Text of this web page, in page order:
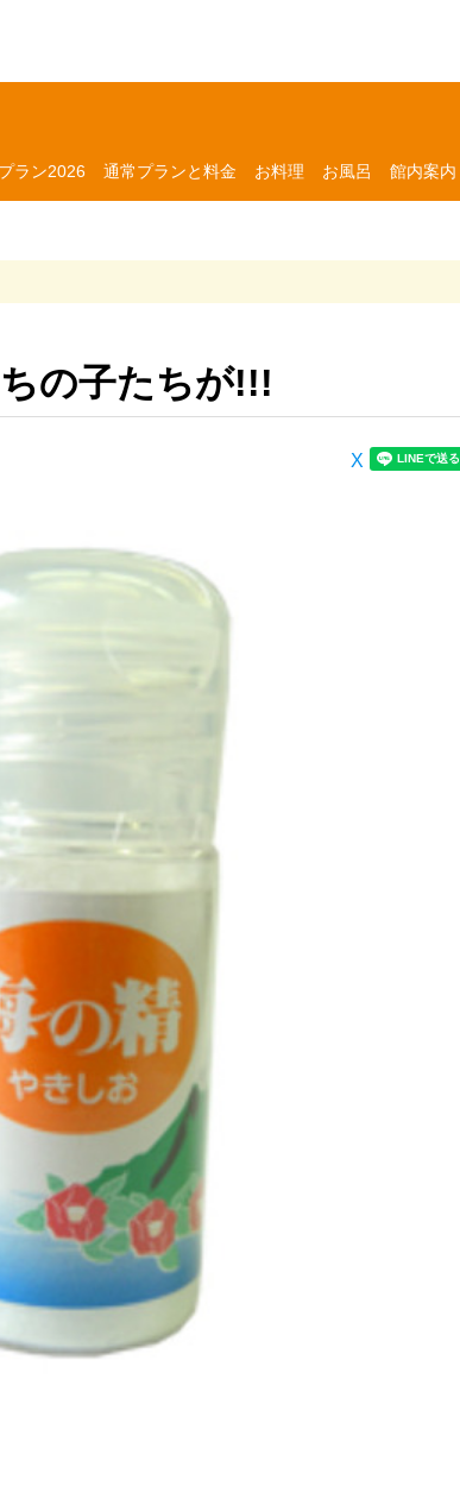
ラン2026 通常プランと料金 お料理 お風呂 館内案内
の子たちが!!!
X